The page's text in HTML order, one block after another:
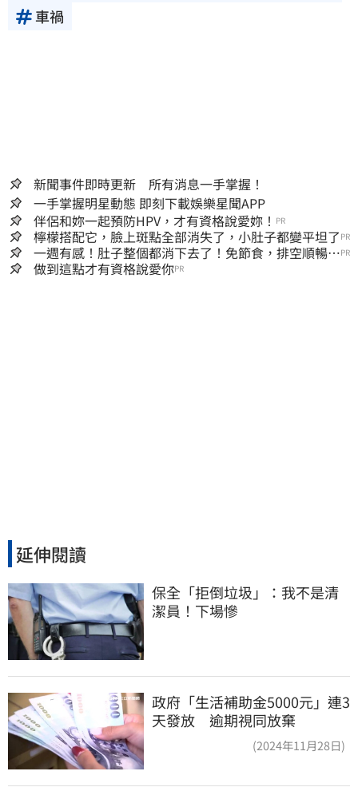
車禍
新聞事件即時更新 所有消息一手掌握！
一手掌握明星動態 即刻下載娛樂星聞APP
伴侶和妳一起預防HPV，才有資格說愛妳！ PR
檸檬搭配它，臉上斑點全部消失了，小肚子都變平坦了 PR
一週有感！肚子整個都消下去了！免節食，排空順暢就
夠
PR
做到這點才有資格說愛你PR
延伸閱讀
保全「拒倒垃圾」：我不是清
潔員！下場慘
政府「生活補助金5000元」連3
天發放 逾期視同放棄
(2024年11月28日)